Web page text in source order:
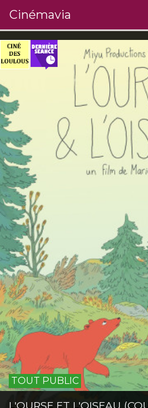
Cinémavia
TOUT PUBLIC
L'OURSE ET L'OISEAU